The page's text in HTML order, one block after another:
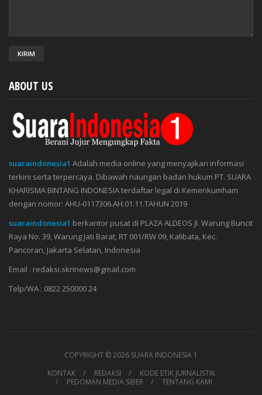
ABOUT US
suaraindonesia1 Adalah media online yang menyajikan informasi
terkini serta terpercaya. Dibawah naungan badan hukum PT. SUARA
KHARISMA BINTANG INDONESIA terdaftar legal di Kemenkumham
dengan nomor: AHU-0117306.AH.01.11.TAHUN 2019
suaraindonesia1 berkantor pusat di PLAZA ALDEOS Jl. Warung Buncit
Raya No. 39, Warung Jati Barat, RT 001/RW 09, Kalibata, Kec.
Pancoran, Jakarta Selatan, Indonesia
Email : redaksi.skrinews@gmail.com
Telp/WA : 0822 250000 24
COPYRIGHT ©2026 SUARA INDONESIA 1
KONTAK
REDAKSI
KODE ETIK JURNALISTIK
PEDOMAN MEDIA SIBER
TENTANG KAMI